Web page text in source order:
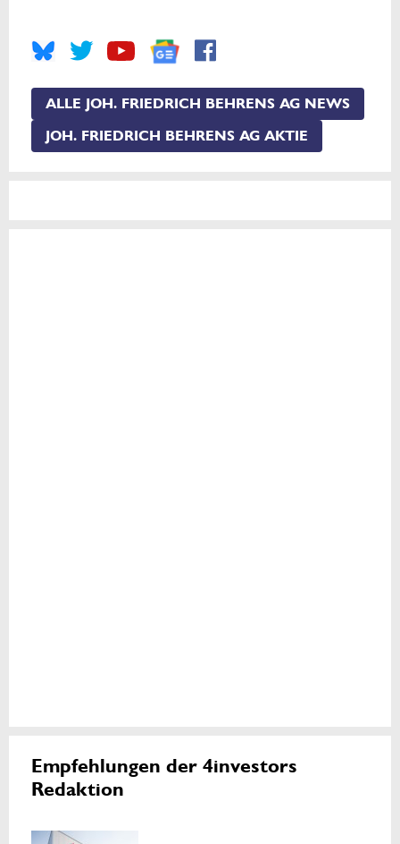
ALLE JOH. FRIEDRICH BEHRENS AG NEWS
JOH. FRIEDRICH BEHRENS AG AKTIE
Empfehlungen der 4investors
Redaktion